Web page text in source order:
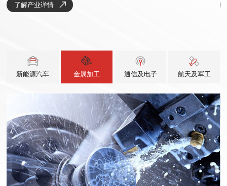
了解产业详情
新能源汽车 金属加工 通信及电子 航天及军工